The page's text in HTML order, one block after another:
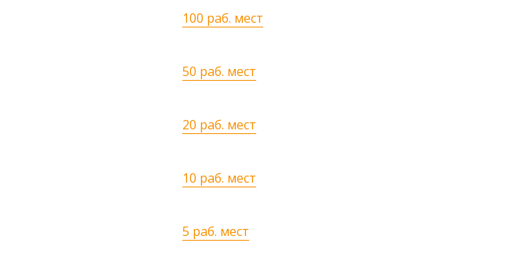
100 раб. мест
50 раб. мест
20 раб. мест
10 раб. мест
5 раб. мест